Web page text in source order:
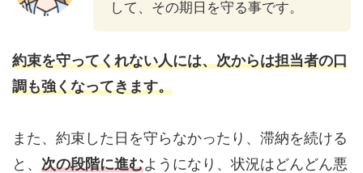
して、その期日を守る事です。
約束を守ってくれない人には、次からは担当者の口
調も強くなってきます。
また、約束した日を守らなかったり、滞納を続ける
と、 次の段階に進むようになり、状況はどんどん悪